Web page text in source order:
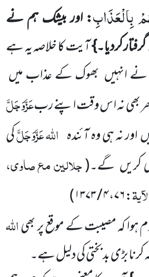
بِالْعَذَابِ: اور بیشک ہم نے
گرفتار کردیا۔}آیت کا خلاصہ یہ ہے
انہیں بھوک کے عذاب میں
پھر بھی نہ ا س وقت اپنے ربعَزَّوَجَلَّ
اور نہ ہی وہ آئندہ اللہعَزَّوَجَلَّکی
کریں گے۔(جلالین مع صاوی،
:۷۶،۴ / ۱۳۷۳
)
کہ مصیبت کے موقع پر بھیاللہ
بڑی بد بختی کی دلیل ہے۔